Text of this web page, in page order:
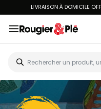
LIVRAISON À DOMICILE